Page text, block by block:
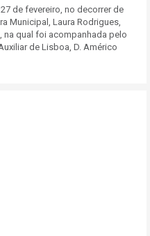
de fevereiro, no decorrer de
Municipal, Laura Rodrigues,
qual foi acompanhada pelo
de Lisboa, D. Américo